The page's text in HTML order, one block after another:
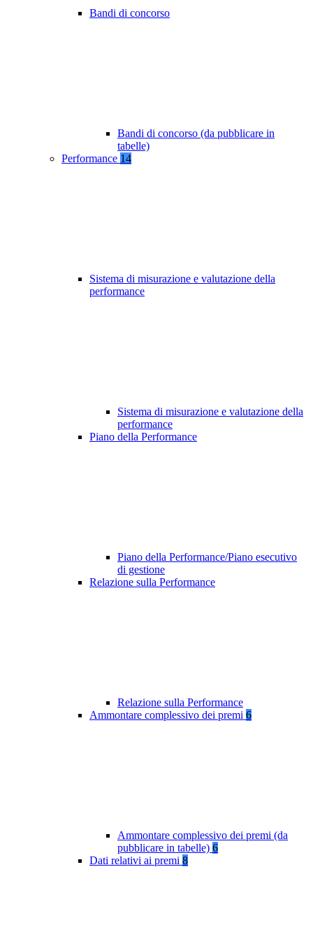
Bandi di concorso
Bandi di concorso (da pubblicare in
tabelle)
Performance 14
Sistema di misurazione e valutazione della
performance
Sistema di misurazione e valutazione della
performance
Piano della Performance
Piano della Performance/Piano esecutivo
di gestione
Relazione sulla Performance
Relazione sulla Performance
Ammontare complessivo dei premi 6
Ammontare complessivo dei premi (da
pubblicare in tabelle) 6
Dati relativi ai premi 8